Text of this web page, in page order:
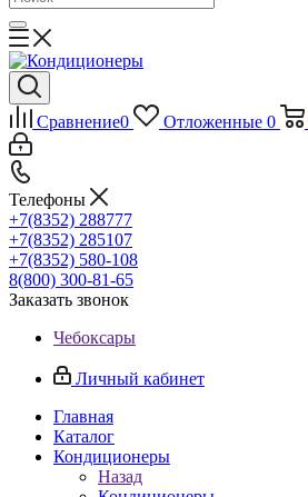
Сравнение0 Отложенные 0
Телефоны
+7(8352) 288777
+7(8352) 285107
+7(8352) 580-108
8(800) 300-81-65
Заказать звонок
Чебоксары
Личный кабинет
Главная
Каталог
Кондиционеры
Назад